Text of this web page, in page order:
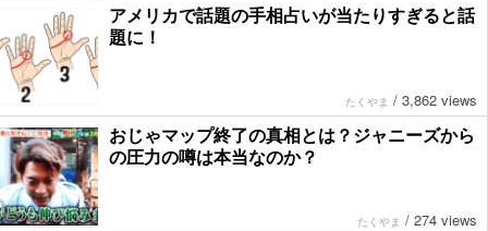
アメリカで話題の手相占いが当たりすぎると話
題に！
たくやま / 3,862 views
おじゃマップ終了の真相とは？ジャニーズから
の圧力の噂は本当なのか？
たくやま / 274 views